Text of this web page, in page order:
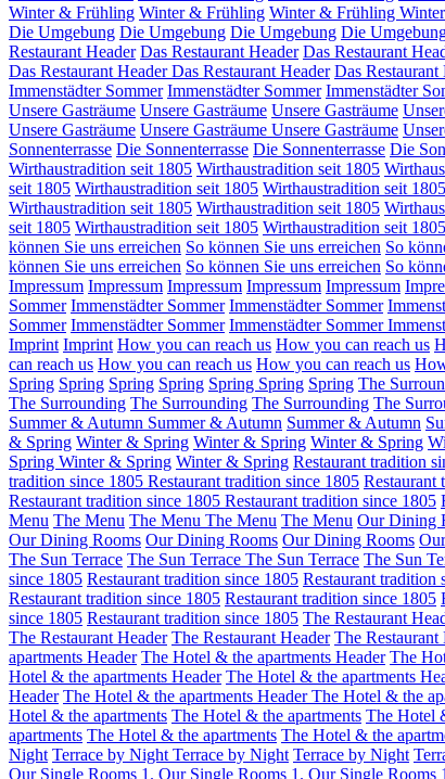
Winter & Frühling Winter & Frühling Winter & Frühling
Die Umgebung Die Umgebung Die Umgebung Die
Restaurant Header Das Restaurant Header Das Restaurant
Das Restaurant HeaderDas Restaurant Header Das Restaurant
Immenstädter Sommer Immenstädter Sommer Immenstädter
Unsere Gasträume Unsere Gasträume Unsere Gasträume
Unsere Gasträume Unsere Gasträume Unsere Gasträume
Sonnenterrasse Die Sonnenterrasse Die Sonnenterrasse Die
Wirthaustradition seit 1805 Wirthaustradition seit 1805
seit 1805 Wirthaustradition seit 1805 Wirthaustradition seit 1805
Wirthaustradition seit 1805 Wirthaustradition seit 1805
seit 1805 Wirthaustradition seit 1805 Wirthaustradition seit 1805
können Sie uns erreichen So können Sie uns erreichen So
können Sie uns erreichen So können Sie uns erreichen So
Impressum Impressum Impressum Impressum Impressum
Sommer Immenstädter Sommer Immenstädter Sommer
Sommer Immenstädter Sommer Immenstädter Sommer
Imprint Imprint How you can reach us How you can reach us
can reach us How you can reach us How you can reach us
Spring Spring Spring Spring Spring Spring Spring The
The Surrounding The Surrounding The Surrounding The
Summer & Autumn Summer & Autumn Summer & Autumn
& Spring Winter & Spring Winter & Spring Winter & Spring
Spring Winter & Spring Winter & Spring Restaurant tradition
tradition since 1805 Restaurant tradition since 1805 Restaurant
Restaurant tradition since 1805 Restaurant tradition since 1805
Menu The Menu The Menu The Menu The Menu Our Dining
Our Dining Rooms Our Dining Rooms Our Dining Rooms
The Sun Terrace The Sun Terrace The Sun Terrace The Sun
since 1805 Restaurant tradition since 1805 Restaurant tradition
Restaurant tradition since 1805 Restaurant tradition since 1805
since 1805 Restaurant tradition since 1805 The Restaurant
The Restaurant Header The Restaurant Header The Restaurant
apartments Header The Hotel & the apartments Header The
Hotel & the apartments Header The Hotel & the apartments
Header The Hotel & the apartments HeaderThe Hotel & the
Hotel & the apartments The Hotel & the apartments The Hotel
apartments The Hotel & the apartments The Hotel & the
Night Terrace by Night Terrace by Night Terrace by Night
Our Single Rooms 1. Our Single Rooms 1. Our Single Rooms